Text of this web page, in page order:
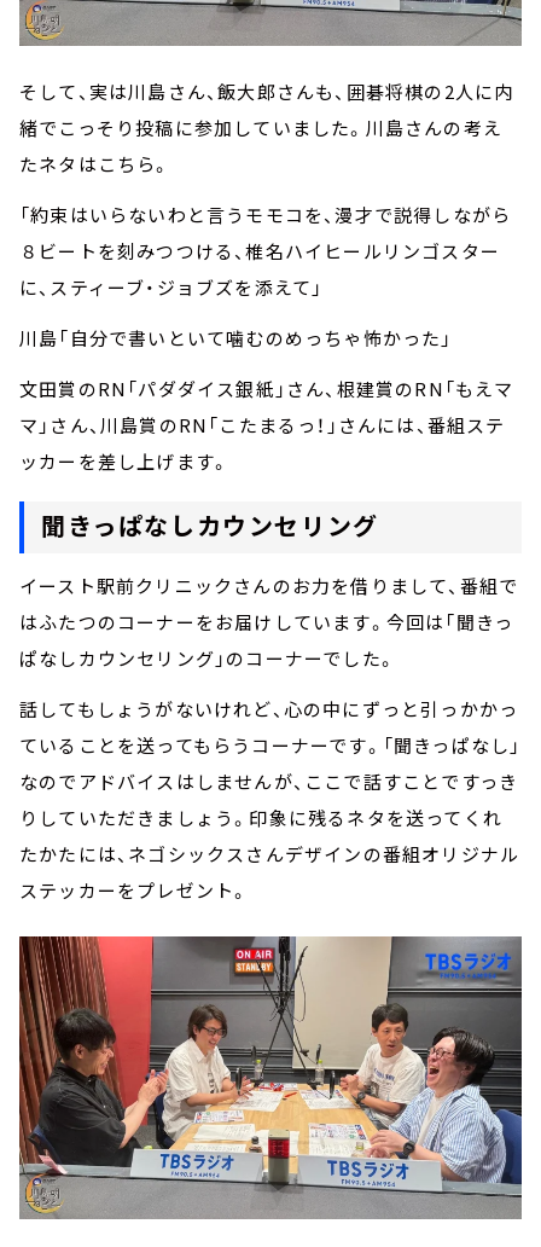
そして、実は川島さん、飯大郎さんも、囲碁将棋の2人に内
緒でこっそり投稿に参加していました。川島さんの考え
たネタはこちら。
「約束はいらないわと言うモモコを、漫才で説得しながら
８ビートを刻みつつける、椎名ハイヒールリンゴスター
に、スティーブ・ジョブズを添えて」
川島「自分で書いといて噛むのめっちゃ怖かった」
文田賞のRN「パダダイス銀紙」さん、根建賞のRN「もえマ
マ」さん、川島賞のRN「こたまるっ！」さんには、番組ステ
ッカーを差し上げます。
聞きっぱなしカウンセリング
イースト駅前クリニックさんのお力を借りまして、番組で
はふたつのコーナーをお届けしています。今回は「聞きっ
ぱなしカウンセリング」のコーナーでした。
話してもしょうがないけれど、心の中にずっと引っかかっ
ていることを送ってもらうコーナーです。「聞きっぱなし」
なのでアドバイスはしませんが、ここで話すことですっき
りしていただきましょう。印象に残るネタを送ってくれ
たかたには、ネゴシックスさんデザインの番組オリジナル
ステッカーをプレゼント。